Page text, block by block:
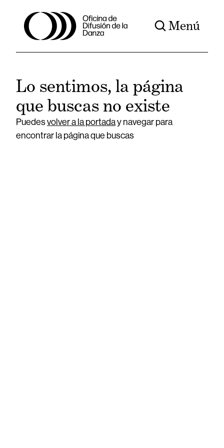
Menú
Lo sentimos, la página
que buscas no existe
Puedesvolver a la portaday navegar para
encontrar la página que buscas